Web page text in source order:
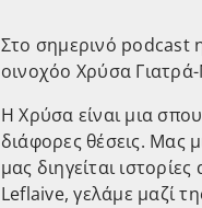
Στο σημερινό podcast
οινοχόο Χρύσα
Η Χρύσα είναι μια
διάφορες θέσεις. Μας
μας διηγείται
Leflaive, γελάμε μαζί